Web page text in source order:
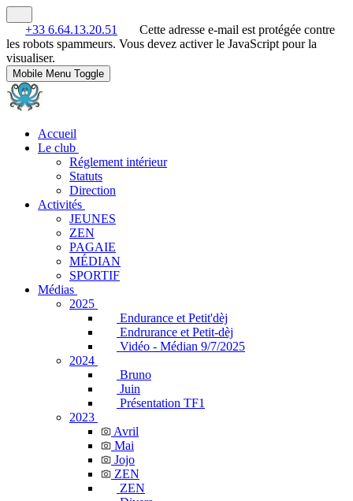
+33 6.64.13.20.51
Cette adresse e-mail est protégée contre
les robots spammeurs. Vous devez activer le JavaScript pour la
visualiser.
Mobile Menu Toggle
Accueil
Le club
Réglement intérieur
Statuts
Direction
Activités
JEUNES
ZEN
PAGAIE
MÉDIAN
SPORTIF
Médias
2025
Endurance et Petit'dèj
Endrurance et Petit-dèj
Vidéo - Médian 9/7/2025
2024
Bruno
Juin
Présentation TF1
2023
Avril
Mai
Jojo
ZEN
ZEN